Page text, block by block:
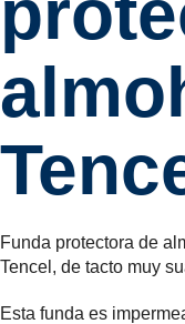
Funda protectora de
Tencel, de tacto muy
Esta funda es